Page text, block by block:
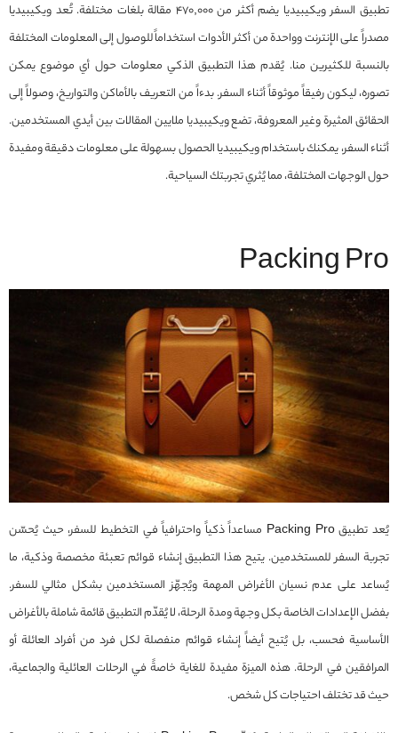
تطبيق السفر ويكيبيديا يضم أكثر من 470,000 مقالة بلغات مختلفة. تُعد ويكيبيديا
مصدراً على الإنترنت وواحدة من أكثر الأدوات استخداماً للوصول إلى المعلومات المختلفة
بالنسبة للكثيرين منا. يُقدم هذا التطبيق الذكي معلومات حول أي موضوع يمكن
تصوره، ليكون رفيقاً موثوقاً أثناء السفر. بدءاً من التعريف بالأماكن والتواريخ، وصولاً إلى
الحقائق المثيرة وغير المعروفة، تضع ويكيبيديا ملايين المقالات بين أيدي المستخدمين.
أثناء السفر، يمكنك باستخدام ويكيبيديا الحصول بسهولة على معلومات دقيقة ومفيدة
حول الوجهات المختلفة، مما يُثري تجربتك السياحية.
Packing Pro
يُعد تطبيق Packing Pro مساعداً ذكياً واحترافياً في التخطيط للسفر، حيث يُحسّن
تجربة السفر للمستخدمين. يتيح هذا التطبيق إنشاء قوائم تعبئة مخصصة وذكية، ما
يُساعد على عدم نسيان الأغراض المهمة ويُجهّز المستخدمين بشكل مثالي للسفر.
بفضل الإعدادات الخاصة بكل وجهة ومدة الرحلة، لا يُقدّم التطبيق قائمة شاملة بالأغراض
الأساسية فحسب، بل يُتيح أيضاً إنشاء قوائم منفصلة لكل فرد من أفراد العائلة أو
المرافقين في الرحلة. هذه الميزة مفيدة للغاية خاصةً في الرحلات العائلية والجماعية،
حيث قد تختلف احتياجات كل شخص.